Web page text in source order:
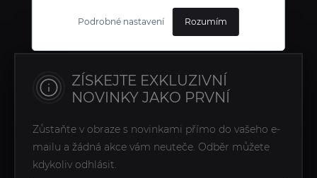
Podrobné nastavení Rozumím
ZÍSKEJTE EXKLUZIVNÍ
NOVINKY JAKO PRVNÍ
Zůstaňte v obraze s novinkami přímo do vašeho e-
mailu a žádná akce vám neuteče. Odběr můžete
kdykoliv odhlásit.